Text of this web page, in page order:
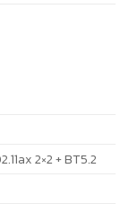
2×2 + BT5.2